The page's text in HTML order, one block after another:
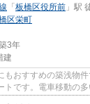
「 板橋区役所前 」駅
区栄町
3年
建
もおすすめの築浅物
トです。電車移動の